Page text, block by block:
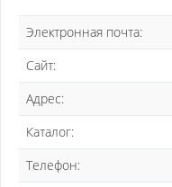
Электронная почта:
Сайт:
Адрес:
Каталог:
Телефон: